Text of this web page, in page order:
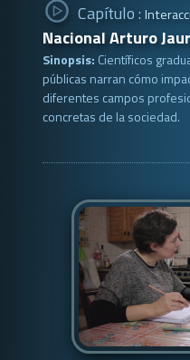
Capítulo :
Nacional Arturo
Sinopsis: Científicos
públicas narran cómo
diferentes campos
concretas de la sociedad.